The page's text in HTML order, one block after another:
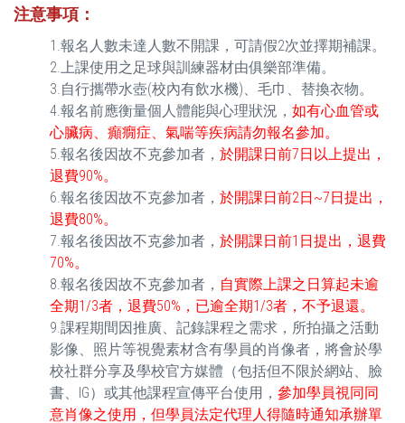
注意事項 ：
1.報名人數未達人數不開課，可請假2次並擇期補課。
2.上課使用之足球與訓練器材由俱樂部準備。
3.自行攜帶水壺(校內有飲水機)、毛巾、替換衣物。
4.報名前應衡量個人體能與心理狀況， 如有心血管或
心臟病、癲癇症、氣喘等疾病請勿報名參加。
5.報名後因故不克參加者， 於開課日前7日以上提出，
退費90%。
6.報名後因故不克參加者， 於開課日前2日~7日提出，
退費80%。
7.報名後因故不克參加者， 於開課日前1日提出，退費
70%。
8.報名後因故不克參加者， 自實際上課之日算起未逾
全期1/3者，退費50%，已逾全期1/3者，不予退還。
9.課程期間因推廣、記錄課程之需求，所拍攝之活動
影像、照片等視覺素材含有學員的肖像者，將會於學
校社群分享及學校官方媒體（包括但不限於網站、臉
書、IG）或其他課程宣傳平台使用， 參加學員視同同
意肖像之使用，但學員法定代理人得隨時通知承辦單